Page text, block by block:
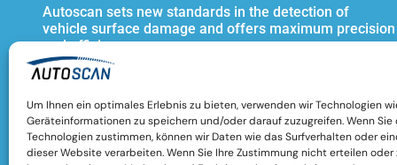
Um Ihnen ein optimales Erlebnis zu bieten, verwenden wir Technologien
Geräteinformationen zu speichern und/oder darauf zuzugreifen. Wenn Sie
Technologien zustimmen, können wir Daten wie das Surfverhalten oder
dieser Website verarbeiten. Wenn Sie Ihre Zustimmung nicht erteilen oder
Autoscan sets new standards in the detection of
vehicle surface damage and offers maximum precision
and efficiency
L
i
n
k
e
i
t
t